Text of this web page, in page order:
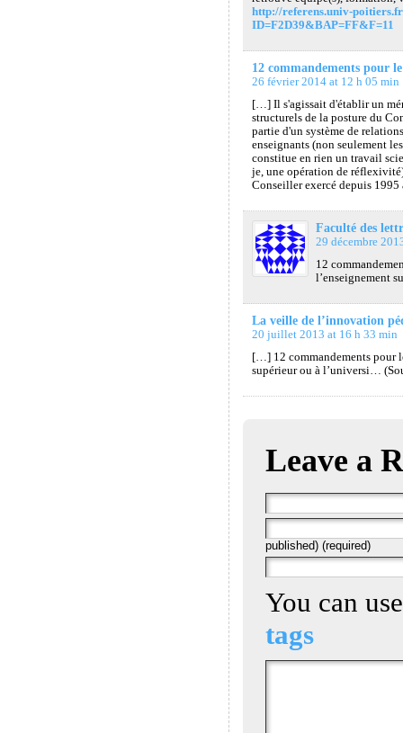
http://referens.univ-
ID=F2D39&BAP=FF&F=11
12 commandements pour
26 février 2014 at 12 h 05 min
[…] Il s'agissait d'établir un
structurels de la posture du
partie d'un système de
enseignants (non seulement
constitue en rien un travail
je, une opération de
Conseiller exercé depuis
Faculté des
29 décembre
12
l’enseignement
La veille de l’innovation
20 juillet 2013 at 16 h 33 min
[…] 12 commandements pour
supérieur ou à l’universi…
Leave a
published) (required)
You can
tags